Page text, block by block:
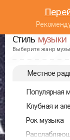
Стиль музыки
Выберите жанр
Местное
Популярная
Клубная и
Рок музыка